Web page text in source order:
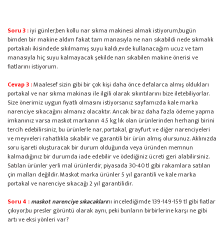
Soru 3 :iyi günler,ben kollu nar sıkma makinesi almak istiyorum,bugün
bimden bir makine aldım fakat tam manasıyla ne narı sıkabildi nede sıkmalık
portakalı ikisindede sıkılmamış suyu kaldı,evde kullanacağım ucuz ve tam
manasıyla hiç suyu kalmayacak şekilde narı sıkabilen makine önerisi ve
fiatlarını istiyorum.
Cevap 3 :Maalesef sizin gibi bir çok kişi daha önce defalarca almış oldukları
portakal ve nar sıkma makinası ile ilgili olarak sıkıntılarını bize iletebiliyorlar.
Size önerimiz uygun fiyatlı olmasını istiyorsanız sayfamızda kale marka
narenciye sıkacağını almanız olacaktır. Ancak biraz daha fazla ödeme yapma
imkanınız varsa maskot markanın 4.5 kg lık olan ürünlerinden herhangi birini
tercih edebilirsiniz, bu ürünlerle nar, portakal, grayfurt ve diğer narenciyeleri
ve meyveleri rahatlıkla sıkabilir ve garantili bir ürün almış olursunuz. Aklınızda
soru işareti oluşturacak bir durum olduğunda veya üründen memnun
kalmadığınız bir durumda iade edebilir ve ödediğiniz ücreti geri alabilirsiniz.
Satılan ürünler yerli mal ürünlerdir, piyasada 30-40 tl gibi rakamlara satılan
çin malları değildir. Maskot marka ürünler 5 yıl garantili ve kale marka
portakal ve narenciye sıkacağı 2 yıl garantilidir.
Soru 4 :maskot narenciye sıkacaklarını incelediğimde 139-149-159 tl gibi fiatlar
çıkıyor,bu presler görüntü olarak aynı, peki bunların birbirlerine karşı ne gibi
artı ve eksi yönleri var?